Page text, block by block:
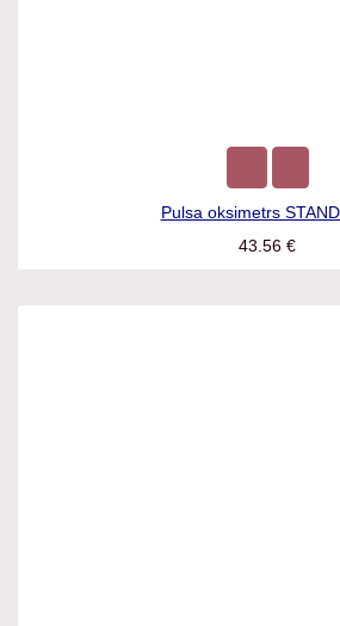
Pulsa oksimetrs
43.56€